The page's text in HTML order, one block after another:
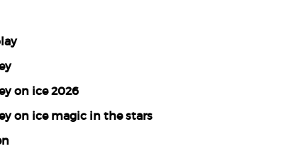
on ice 2026
on ice magic in the stars